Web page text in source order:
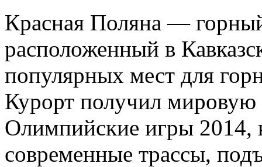
Красная Поляна —
расположенный в
популярных мест для
Курорт получил мировую
Олимпийские игры 2014,
современные трассы,